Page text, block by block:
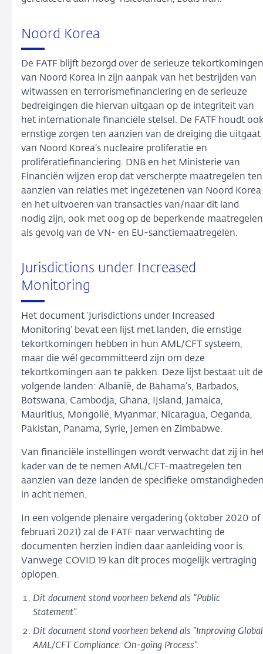
Noord Korea
De FATF blijft bezorgd over de serieuze tekortkomingen
van Noord Korea in zijn aanpak van het bestrijden van
witwassen en terrorismefinanciering en de serieuze
bedreigingen die hiervan uitgaan op de integriteit van
het internationale financiële stelsel. De FATF houdt
ernstige zorgen ten aanzien van de dreiging die uitgaat
van Noord Korea’s nucleaire proliferatie en
proliferatiefinanciering. DNB en het Ministerie van
Financiën wijzen erop dat verscherpte maatregelen ten
aanzien van relaties met ingezetenen van Noord Korea
en het uitvoeren van transacties van/naar dit land
nodig zijn, ook met oog op de beperkende maatregelen
als gevolg van de VN- en EU-sanctiemaatregelen.
Jurisdictions under Increased
Monitoring
Het document ‘Jurisdictions under Increased
Monitoring’ bevat een lijst met landen, die ernstige
tekortkomingen hebben in hun AML/CFT systeem,
maar die wél gecommitteerd zijn om deze
tekortkomingen aan te pakken. Deze lijst bestaat uit de
volgende landen: Albanië, de Bahama’s, Barbados,
Botswana, Cambodja, Ghana, IJsland, Jamaica,
Mauritius, Mongolië, Myanmar, Nicaragua, Oeganda,
Pakistan, Panama, Syrië, Jemen en Zimbabwe.
Van financiële instellingen wordt verwacht dat zij in
kader van de te nemen AML/CFT-maatregelen ten
aanzien van deze landen de specifieke
in acht nemen.
In een volgende plenaire vergadering (oktober 2020 of
februari 2021) zal de FATF naar verwachting de
documenten herzien indien daar aanleiding voor is.
Vanwege COVID 19 kan dit proces mogelijk vertraging
oplopen.
Dit document stond voorheen bekend als “Public
Statement".
Dit document stond voorheen bekend als "Improving Global
AML/CFT Compliance: On-going Process".